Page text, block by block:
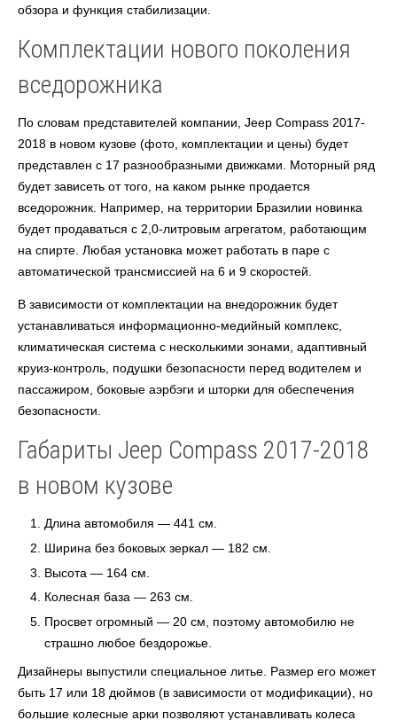
обзора и функция стабилизации.
Комплектации нового поколения
вседорожника
По словам представителей компании, Jeep Compass 2017-
2018 в новом кузове (фото, комплектации и цены) будет
представлен с 17 разнообразными движками. Моторный ряд
будет зависеть от того, на каком рынке продается
вседорожник. Например, на территории Бразилии новинка
будет продаваться с 2,0-литровым агрегатом, работающим
на спирте. Любая установка может работать в паре с
автоматической трансмиссией на 6 и 9 скоростей.
В зависимости от комплектации на внедорожник будет
устанавливаться информационно-медийный комплекс,
климатическая система с несколькими зонами, адаптивный
круиз-контроль, подушки безопасности перед водителем и
пассажиром, боковые аэрбэги и шторки для обеспечения
безопасности.
Габариты Jeep Compass 2017-2018
в новом кузове
Длина автомобиля — 441 см.
Ширина без боковых зеркал — 182 см.
Высота — 164 см.
Колесная база — 263 см.
Просвет огромный — 20 см, поэтому автомобилю не
страшно любое бездорожье.
Дизайнеры выпустили специальное литье. Размер его может
быть 17 или 18 дюймов (в зависимости от модификации), но
большие колесные арки позволяют устанавливать колеса